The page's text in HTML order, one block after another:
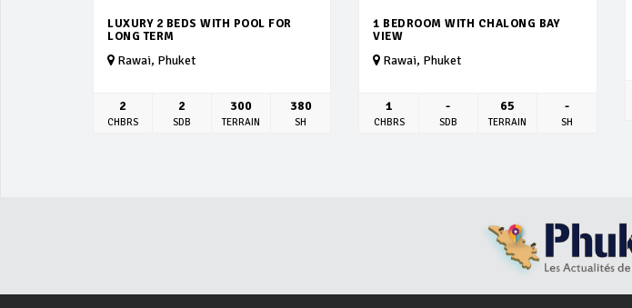
LUXURY 2 BEDS WITH POOL FOR
LONG TERM
Rawai, Phuket
2
CHBRS
2
SDB
300
TERRAIN
380
SH
1 BEDROOM WITH CHALONG BAY
VIEW
Rawai, Phuket
1
CHBRS
-
SDB
65
TERRAIN
-
SH